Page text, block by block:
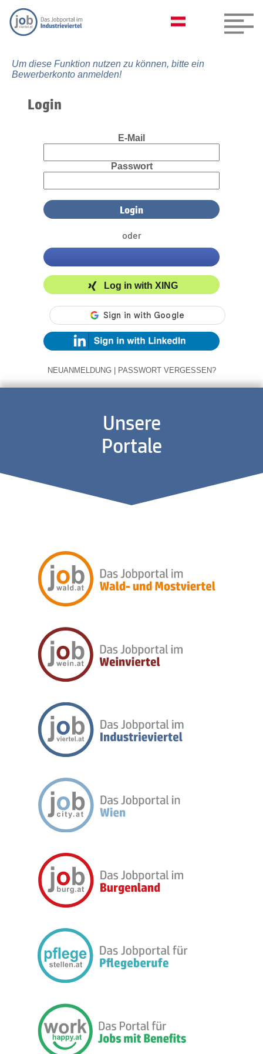
Um diese Funktion nutzen zu können, bitte ein
Bewerberkonto anmelden!
Login
E-Mail
Passwort
oder
Log in with XING
NEUANMELDUNG | PASSWORT VERGESSEN?
Unsere
Portale